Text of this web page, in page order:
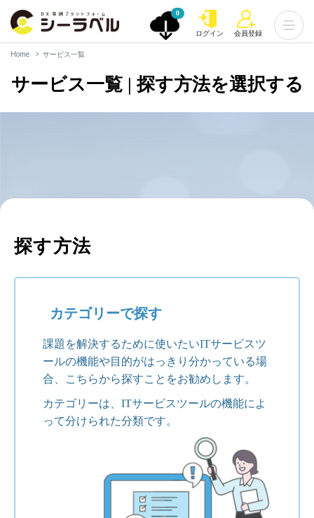
0
ログイン 会員登録
Home サービス一覧
サービス一覧 | 探す方法を選択する
探す方法
カテゴリーで探す
課題を解決するために使いたいITサービスツ
ールの機能や目的がはっきり分かっている場
合、こちらから探すことをお勧めします。
カテゴリーは、ITサービスツールの機能によ
って分けられた分類です。